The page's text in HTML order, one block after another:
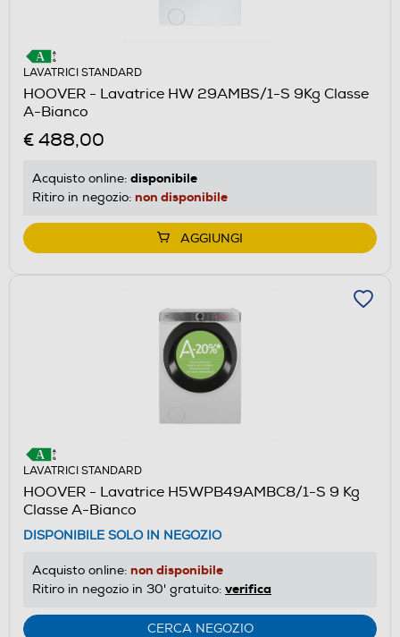
LAVATRICI STANDARD
HOOVER - Lavatrice HW 29AMBS/1-S 9Kg Classe
A-Bianco
€ 488,00
Acquisto online: disponibile
Ritiro in negozio: non disponibile
AGGIUNGI
LAVATRICI STANDARD
HOOVER - Lavatrice H5WPB49AMBC8/1-S 9 Kg
Classe A-Bianco
DISPONIBILE SOLO IN NEGOZIO
Acquisto online: non disponibile
Ritiro in negozio in 30' gratuito: verifica
CERCA NEGOZIO